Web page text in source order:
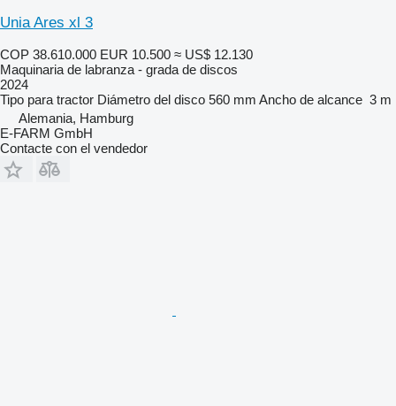
Unia Ares xl 3
COP 38.610.000 EUR 10.500 ≈ US$ 12.130
Maquinaria de labranza - grada de discos
2024
Tipo para tractor Diámetro del disco 560 mm Ancho de alcance 3 m
Alemania, Hamburg
E-FARM GmbH
Contacte con el vendedor